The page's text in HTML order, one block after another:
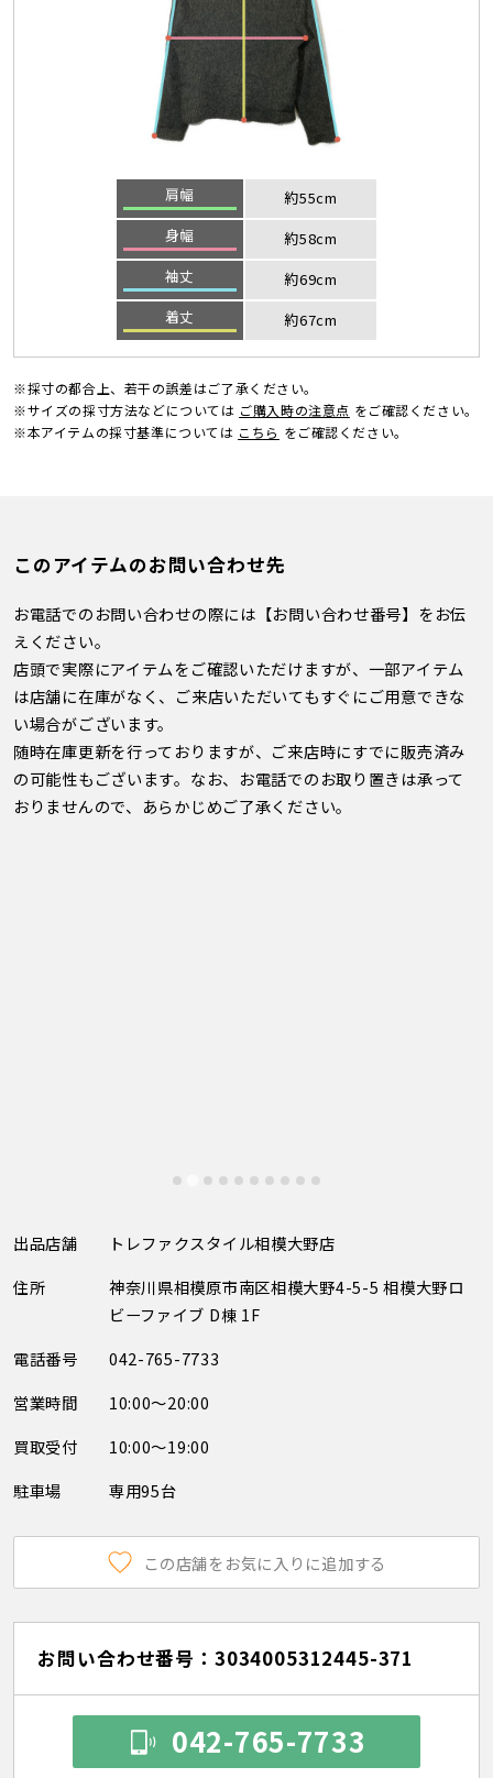
肩幅
約55cm
身幅
約58cm
袖丈
約69cm
着丈
約67cm
※採寸の都合上、若干の誤差はご了承ください。
※サイズの採寸方法などについては ご購入時の注意点 をご確認ください。
※本アイテムの採寸基準については こちら をご確認ください。
このアイテムのお問い合わせ先
お電話でのお問い合わせの際には【お問い合わせ番号】をお伝
えください。
店頭で実際にアイテムをご確認いただけますが、一部アイテム
は店舗に在庫がなく、ご来店いただいてもすぐにご用意できな
い場合がございます。
随時在庫更新を行っておりますが、ご来店時にすでに販売済み
の可能性もございます。なお、お電話でのお取り置きは承って
おりませんので、あらかじめご了承ください。
出品店舗
トレファクスタイル相模大野店
住所
神奈川県相模原市南区相模大野4-5-5 相模大野ロ
ビーファイブ D棟 1F
電話番号
042-765-7733
営業時間
10:00～20:00
買取受付
10:00～19:00
駐車場
専用95台
この店舗をお気に入りに追加する
お問い合わせ番号：3034005312445-371
042-765-7733